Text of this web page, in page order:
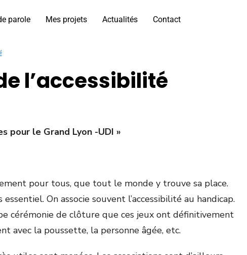
parole Mes projets Actualités Contact
l’accessibilité
pour le Grand Lyon -UDI »
pour tous, que tout le monde y trouve sa place.
On associe souvent l’accessibilité au handicap.
cérémonie de clôture que ces jeux ont définitivement
avec la poussette, la personne âgée, etc.